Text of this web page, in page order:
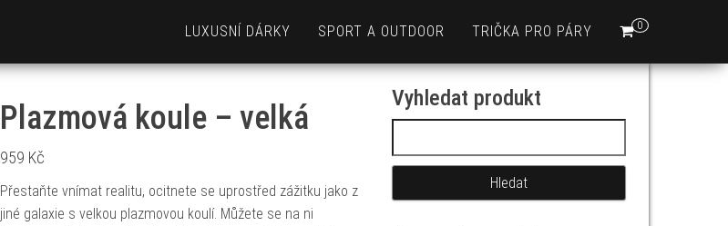
0
LUXUSNÍ DÁRKY SPORT A OUTDOOR TRIČKA PRO PÁRY
Plazmová koule – velká
959 Kč
Přestaňte vnímat realitu, ocitnete se uprostřed zážitku jako z
jiné galaxie s velkou plazmovou koulí. Můžete se na ni
Vyhledat produkt